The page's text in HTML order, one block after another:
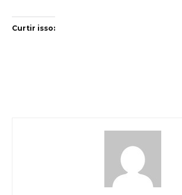
Curtir isso: